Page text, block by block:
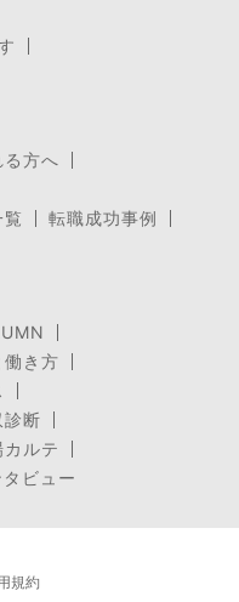
る方へ
転職成功事例
働き方
診断
ルテ
ビュー
規約